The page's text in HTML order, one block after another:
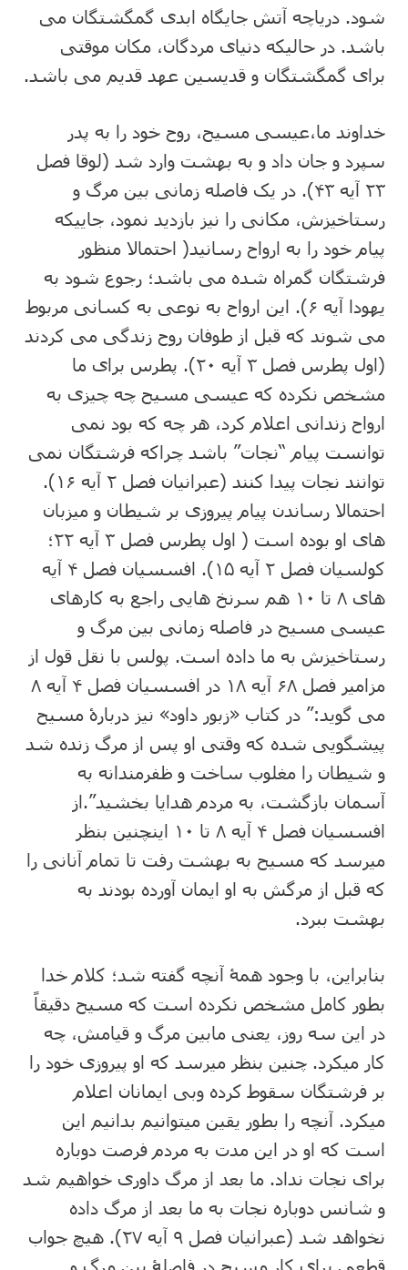
شود. دریاچه آتش جایگاه ابدی گمگشتگان می
باشد. در حالیکه دنیای مردگان، مکان موقتی
برای گمگشتگان و قدیسین عهد قدیم می باشد.
خداوند ما،عیسی مسیح، روح خود را به پدر
سپرد و جان داد و به بهشت وارد شد (لوقا فصل
۲۳ آیه ۴۳). در یک فاصله زمانی بین مرگ و
رستاخیزش، مکانی را نیز بازدید نمود، جاییکه
پیام خود را به ارواح رسانید( احتمالا منظور
فرشتگان گمراه شده می باشد؛ رجوع شود به
یهودا آیه ۶). این ارواح به نوعی به کسانی مربوط
می شوند که قبل از طوفان روح زندگی می کردند
(اول پطرس فصل ۳ آیه ۲۰). پطرس برای ما
مشخص نکرده که عیسی مسیح چه چیزی به
ارواح زندانی اعلام کرد، هر چه که بود نمی
توانست پیام “نجات” باشد چراکه فرشتگان نمی
توانند نجات پیدا کنند (عبرانیان فصل ۲ آیه ۱۶).
احتمالا رساندن پیام پیروزی بر شیطان و میزبان
های او بوده است ( اول پطرس فصل ۳ آیه ۲۲؛
کولسیان فصل ۲ آیه ۱۵). افسسیان فصل ۴ آیه
های ۸ تا ۱۰ هم سرنخ هایی راجع به کارهای
عیسی مسیح در فاصله زمانی بین مرگ و
رستاخیزش به ما داده است. پولس با نقل قول از
مزامیر فصل ۶۸ آیه ۱۸ در افسسیان فصل ۴ آیه ۸
می گوید:” در کتاب «زبور داود» نیز دربارۀ مسیح
پیشگویی شده که وقتی او پس از مرگ زنده شد
و شیطان را مغلوب ساخت و ظفرمندانه به
آسمان بازگشت، به مردم هدایا بخشید”.از
افسسیان فصل ۴ آیه ۸ تا ۱۰ اینچنین بنظر
میرسد که مسیح به بهشت رفت تا تمام آنانی را
که قبل از مرگش به او ایمان آورده بودند به
بهشت ببرد.
بنابراین، با وجود همۀ آنچه گفته شد؛ کلام خدا
بطور کامل مشخص نکرده است که مسیح دقیقاً
در این سه روز، یعنی مابین مرگ و قیامش، چه
کار میکرد. چنین بنظر میرسد که او پیروزی خود را
بر فرشتگان سقوط کرده وبی ایمانان اعلام
میکرد. آنچه را بطور یقین میتوانیم بدانیم این
است که او در این مدت به مردم فرصت دوباره
برای نجات نداد. ما بعد از مرگ داوری خواهیم شد
و شانس دوباره نجات به ما بعد از مرگ داده
نخواهد شد (عبرانیان فصل ۹ آیه ۲۷). هیچ جواب